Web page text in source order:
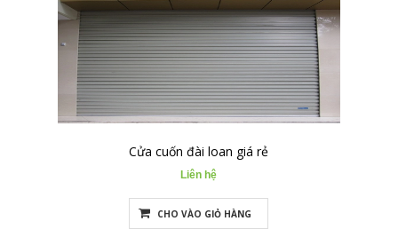
Cửa cuốn đài loan giá rẻ
Liên hệ
CHO VÀO GIỎ HÀNG